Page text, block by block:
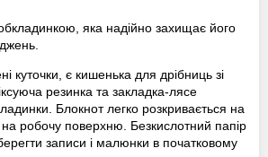
яка надійно захищає його
куточки, є кишенька для дрібниць зі
резинка та закладка-лясе
Блокнот легко розкривається на
на робочу поверхню. Безкислотний папір
записи і малюнки в початковому